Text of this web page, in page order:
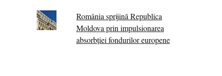
România sprijină Republica
Moldova prin impulsionarea
absorbției fondurilor europene